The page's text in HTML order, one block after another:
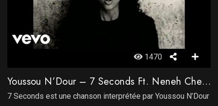
1470
Youssou N’Dour – 7 Seconds Ft. Neneh Cherry
7 Seconds est une chanson interprétée par Youssou N’Dour